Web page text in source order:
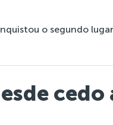
o segundo